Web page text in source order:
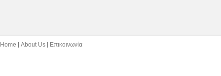
Home About Us Επικοινωνία